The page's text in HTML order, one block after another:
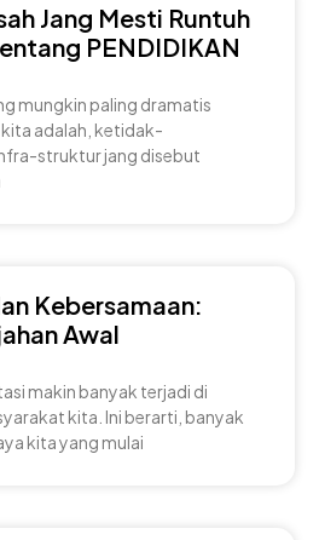
Jang Mesti Runtuh
PENDIDIKAN
mungkin paling dramatis
adalah, ketidak-
struktur jang disebut
Kebersamaan:
Awal
makin banyak terjadi di
kita. Ini berarti, banyak
kita yang mulai